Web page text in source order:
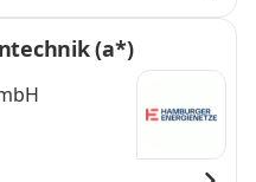
Technikerin Nachrichtentechnik (a*)